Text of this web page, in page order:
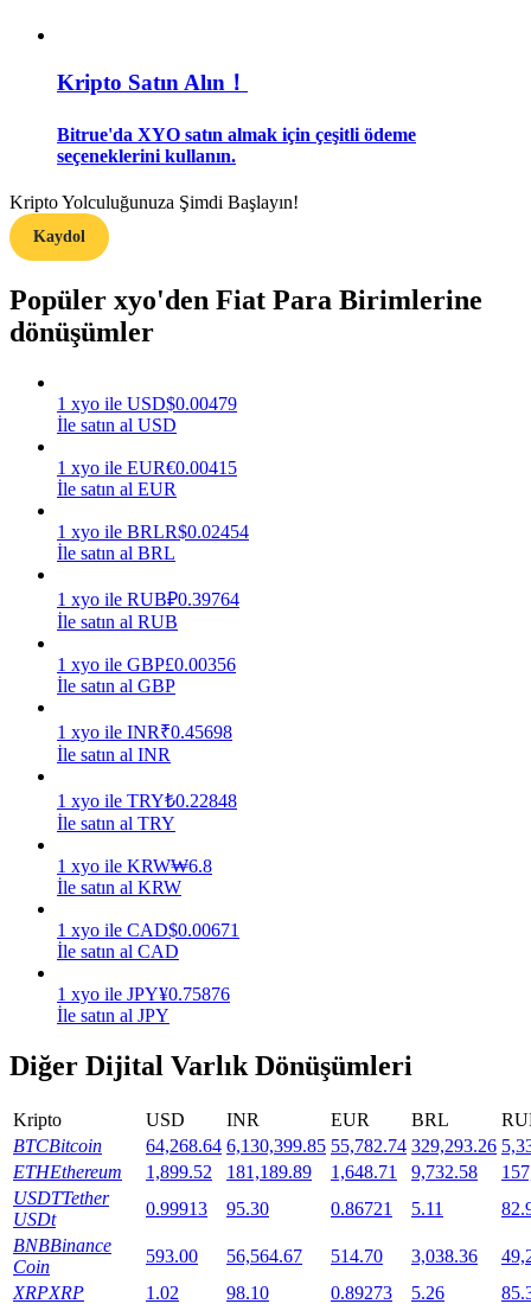
Nasıl kârlı kalabileceğinizi öğrenin
Kazan
Power Piggy
Staking
Yüksek getiri ve anında erişim
Popüler token'lar kazanmak için esnek staking
Kripto Satın Alın！
Bitrue'da XYO satın almak için çeşitli ödeme
seçeneklerini kullanın.
Kripto Yolculuğunuza Şimdi Başlayın!
Kaydol
Popüler xyo'den Fiat Para Birimlerine
dönüşümler
1 xyo ile USD$0.00479
İle satın al USD
1 xyo ile EUR€0.00415
İle satın al EUR
1 xyo ile BRLR$0.02454
İle satın al BRL
1 xyo ile RUB₽0.39764
İle satın al RUB
1 xyo ile GBP£0.00356
İle satın al GBP
1 xyo ile INR₹0.45698
İle satın al INR
1 xyo ile TRY₺0.22848
İle satın al TRY
1 xyo ile KRW₩6.8
İle satın al KRW
1 xyo ile CAD$0.00671
İle satın al CAD
1 xyo ile JPY¥0.75876
İle satın al JPY
Diğer Dijital Varlık Dönüşümleri
Kripto USD INR EUR BRL
BTCBitcoin 64,268.64 6,130,399.85 55,782.74 329,293.26
ETHEthereum 1,899.52 181,189.89 1,648.71 9,732.58
USDTTether
USDt
0.99913 95.30 0.86721 5.11
BNBBinance
Coin
593.00 56,564.67 514.70 3,038.36
XRPXRP 1.02 98.10 0.89273 5.26